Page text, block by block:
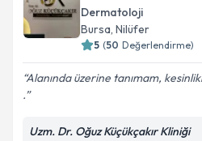
Dermatoloji
Bursa, Nilüfer
5 (50 Değerlendirme)
Alanında üzerine tanımam,
.
Uzm. Dr. Oğuz Küçükçakır Kliniği